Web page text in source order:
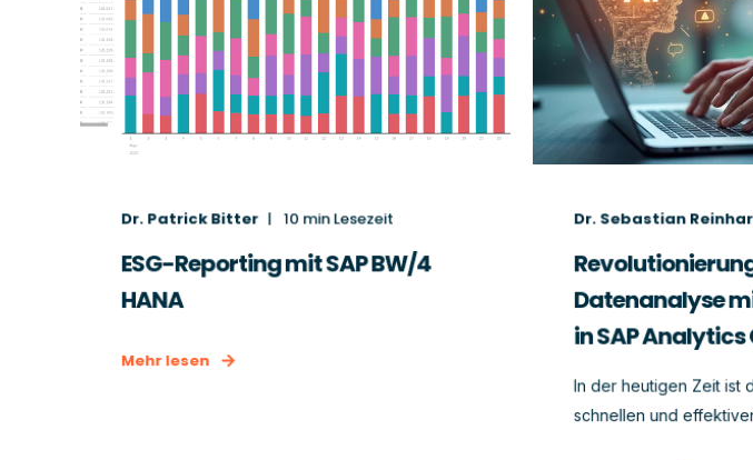
Dr. Patrick Bitter 10 min Lesezeit
ESG-Reporting mit SAP BW/4
HANA
Mehr lesen
Dr. Sebastian
Datenanalyse
in SAP Analytics
In der heutigen Zeit ist
schnellen und